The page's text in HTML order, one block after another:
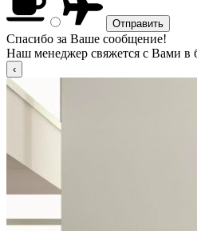
Спасибо за Ваше сообщение!
Наш менеджер свяжется с Вами в